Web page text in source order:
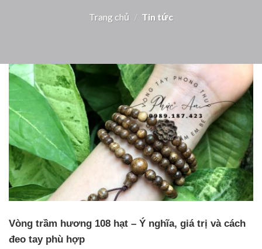
Trang chủ / Tin tức
Vòng trầm hương 108 hạt – Ý nghĩa, giá trị và cách
đeo tay phù hợp